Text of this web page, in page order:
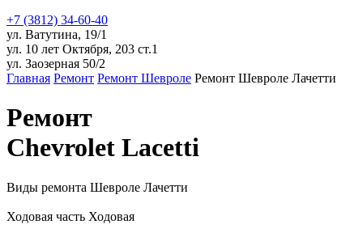
+7 (3812) 34-60-40
ул. Ватутина, 19/1
ул. 10 лет Октября, 203 ст.1
ул. Заозерная 50/2
Главная Ремонт Ремонт Шевроле Ремонт Шевроле Лачетти
Ремонт
Chevrolet Lacetti
Виды ремонта Шевроле Лачетти
Ходовая часть Ходовая